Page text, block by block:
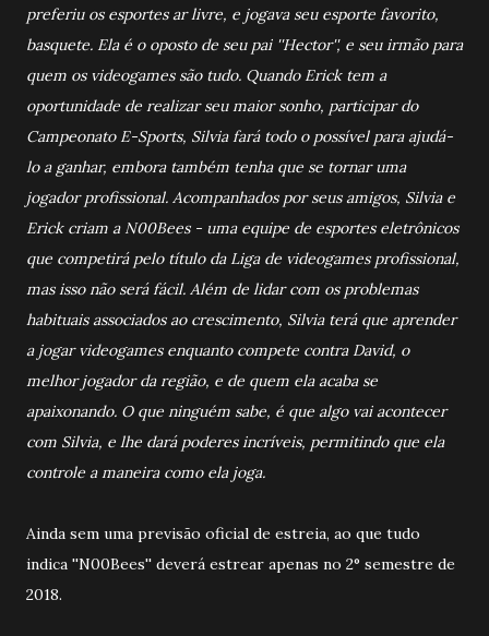
preferiu os esportes ar livre, e jogava seu esporte favorito,
basquete. Ela é o oposto de seu pai ''Hector'', e seu irmão para
quem os videogames são tudo. Quando Erick tem a
oportunidade de realizar seu maior sonho, participar do
Campeonato E-Sports, Silvia fará todo o possível para ajudá-
lo a ganhar, embora também tenha que se tornar uma
jogador profissional. Acompanhados por seus amigos, Silvia e
Erick criam a N00Bees - uma equipe de esportes eletrônicos
que competirá pelo título da Liga de videogames profissional,
mas isso não será fácil. Além de lidar com os problemas
habituais associados ao crescimento, Silvia terá que aprender
a jogar videogames enquanto compete contra David, o
melhor jogador da região, e de quem ela acaba se
apaixonando. O que ninguém sabe, é que algo vai acontecer
com Silvia, e lhe dará poderes incríveis, permitindo que ela
controle a maneira como ela joga.
Ainda sem uma previsão oficial de estreia, ao que tudo
indica ''N00Bees'' deverá estrear apenas no 2° semestre de
2018.